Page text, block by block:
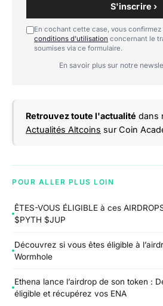
S'inscrire ›
En cochant cette case, vous
conditions d'utilisation concernant le
soumises via ce formulaire.
En savoir plus sur notre
Retrouvez toute l'actualité dans
Actualités Altcoins sur Coin
POUR ALLER PLUS LOIN
ÊTES-VOUS ÉLIGIBLE à ces
$PYTH $JUP
Découvrez si vous êtes éligible à
Wormhole
Ethena lance l’airdrop de son token :
éligible et récupérez vos ENA